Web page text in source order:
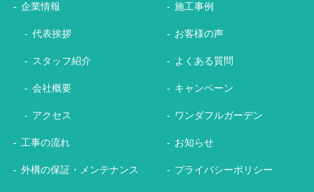
企業情報
代表挨拶
スタッフ紹介
会社概要
アクセス
工事の流れ
外構の保証・メンテナンス
施工事例
お客様の声
よくある質問
キャンペーン
ワンダフルガーデン
お知らせ
プライバシーポリシー